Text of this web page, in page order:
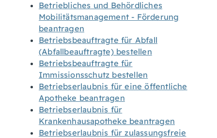
Betriebliches und Behördliches
Mobilitätsmanagement - Förderung
beantragen
Betriebsbeauftragte für Abfall
(Abfallbeauftragte) bestellen
Betriebsbeauftragte für
Immissionsschutz bestellen
Betriebserlaubnis für eine öffentliche
Apotheke beantragen
Betriebserlaubnis für
Krankenhausapotheke beantragen
Betriebserlaubnis für zulassungsfreie